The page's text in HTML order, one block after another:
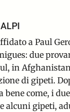
a Paul
due
in
di gipeti.
bene come, i
alcuni gipeti,